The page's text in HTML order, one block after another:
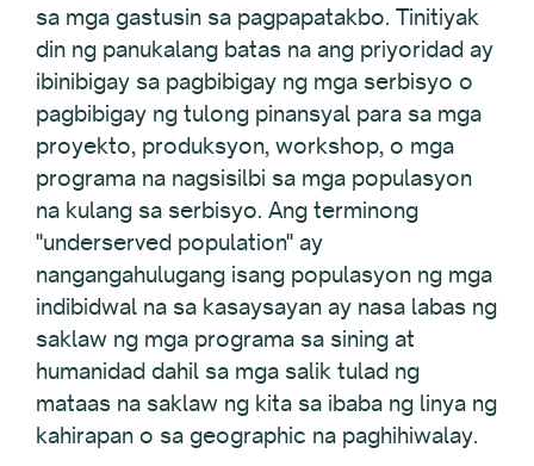
sa mga gastusin sa pagpapatakbo. Tinitiyak
din ng panukalang batas na ang priyoridad ay
ibinibigay sa pagbibigay ng mga serbisyo o
pagbibigay ng tulong pinansyal para sa mga
proyekto, produksyon, workshop, o mga
programa na nagsisilbi sa mga populasyon
na kulang sa serbisyo. Ang terminong
''underserved population'' ay
nangangahulugang isang populasyon ng mga
indibidwal na sa kasaysayan ay nasa labas ng
saklaw ng mga programa sa sining at
humanidad dahil sa mga salik tulad ng
mataas na saklaw ng kita sa ibaba ng linya ng
kahirapan o sa geographic na paghihiwalay.